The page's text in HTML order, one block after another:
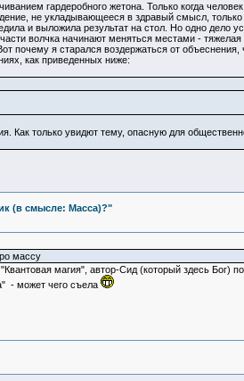
гардеробного жетона. Только когда
не укладывающееся в здравый смысл,
и выложила результат на стол. Но одно дело
волчка начинают меняться местами -
почему я старался воздержаться от
как приведенных ниже:
Как только увидют тему, опасную для
(в смысле: Масса)?"
массу
магия", автор-Сид (который здесь Бог)
- может чего съела